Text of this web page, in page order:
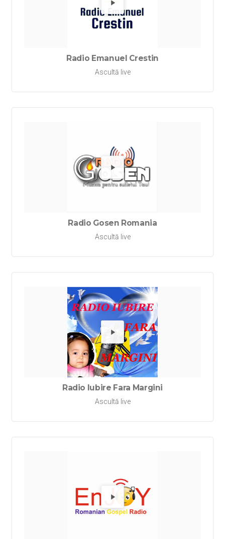
Redă
Radio Emanuel Crestin
Ascultă live
Redă
Radio Gosen Romania
Ascultă live
Redă
Radio Iubire Fara Margini
Ascultă live
Redă